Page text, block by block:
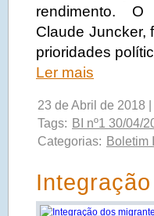
rendimento.
Claude Juncker,
prioridades
Ler mais
23 de Abril de 2018 |
Tags: BI nº1 30/04/
Categorias: Boletim